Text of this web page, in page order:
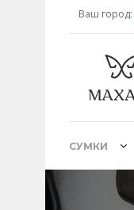
Ваш город:
СУМКИ